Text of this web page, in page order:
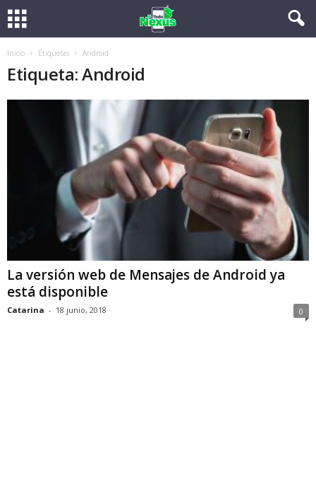
Inicio Etiquetas Android
Etiqueta: Android
La versión web de Mensajes de Android ya
está disponible
Catarina - 18 junio, 2018 0